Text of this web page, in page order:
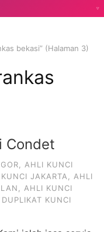
bekasi” (Halaman 3)
Condet
AHLI KUNCI
JAKARTA
AHLI
AHLI KUNCI
DUPLIKAT KUNCI